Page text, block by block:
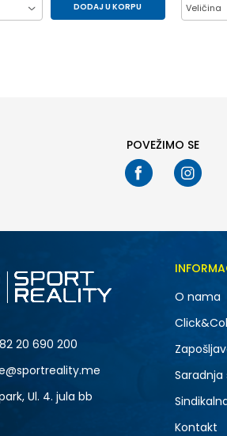
DODAJ U KORPU Veličina
POVEŽIMO SE
20 690 200
Ul. 4. jula bb
O nama
Kontakt